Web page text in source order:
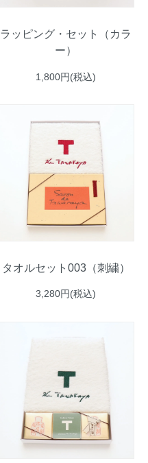
ラッピング・セット（カラ
ー）
1,800円(税込)
タオルセット003（刺繍）
3,280円(税込)